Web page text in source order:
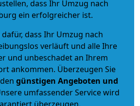
dass Ihr Umzug nach
ein erfolgreicher ist.
dass Ihr Umzug nach
verläuft und alle Ihre
und unbeschadet an Ihrem
ankommen. Überzeugen Sie
günstigen Angeboten und
umfassender Service wird
überzeugen.